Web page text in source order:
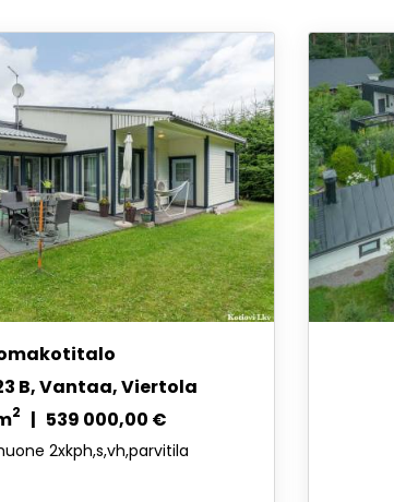
B, Vantaa, Viertola
2 | 539 000,00 €
2xkph,s,vh,parvitila